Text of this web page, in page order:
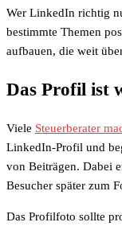
Wer LinkedIn richtig
bestimmte Themen
aufbauen, die weit
Das Profil ist
Viele Steuerberater
LinkedIn-Profil und
von Beiträgen. Dabei
Besucher später zum
Das Profilfoto sollte